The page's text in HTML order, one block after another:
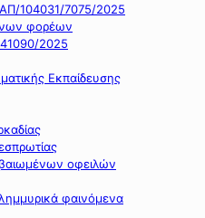
104031/7075/2025
φορέων
2025
Εκπαίδευσης
οφειλών
φαινόμενα